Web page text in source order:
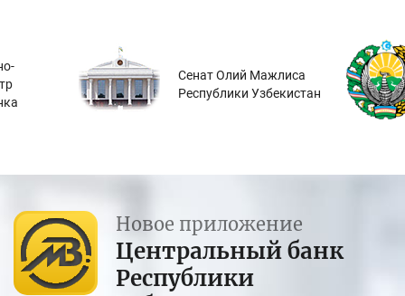
Сенат Олий Мажлиса
Республики Узбекистан
Новое приложение
Центральный банк
Республики